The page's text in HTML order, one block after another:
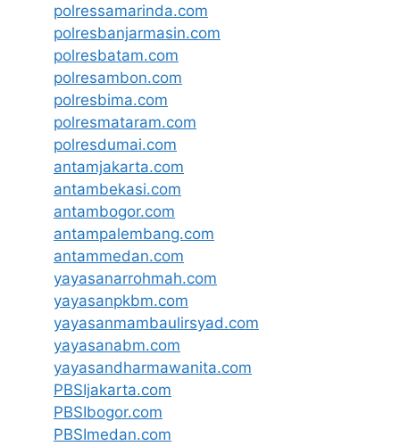
polressamarinda.com
polresbanjarmasin.com
polresbatam.com
polresambon.com
polresbima.com
polresmataram.com
polresdumai.com
antamjakarta.com
antambekasi.com
antambogor.com
antampalembang.com
antammedan.com
yayasanarrohmah.com
yayasanpkbm.com
yayasanmambaulirsyad.com
yayasanabm.com
yayasandharmawanita.com
PBSIjakarta.com
PBSIbogor.com
PBSImedan.com